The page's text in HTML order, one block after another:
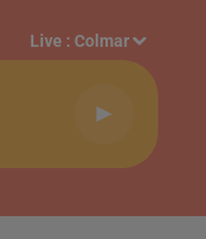
Live :Colmar